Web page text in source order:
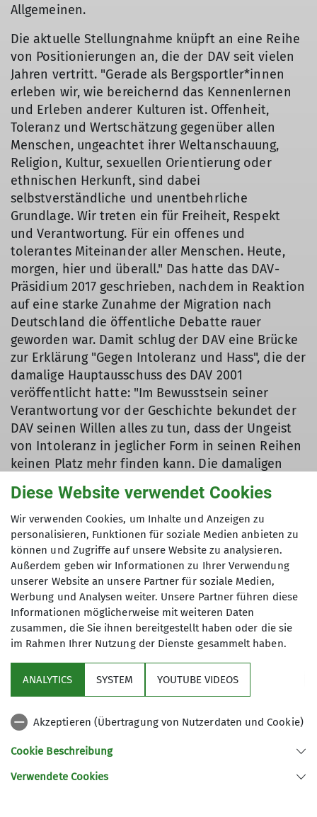
Allgemeinen.
Die aktuelle Stellungnahme knüpft an eine Reihe
von Positionierungen an, die der DAV seit vielen
Jahren vertritt. "Gerade als Bergsportler*innen
erleben wir, wie bereichernd das Kennenlernen
und Erleben anderer Kulturen ist. Offenheit,
Toleranz und Wertschätzung gegenüber allen
Menschen, ungeachtet ihrer Weltanschauung,
Religion, Kultur, sexuellen Orientierung oder
ethnischen Herkunft, sind dabei
selbstverständliche und unentbehrliche
Grundlage. Wir treten ein für Freiheit, Respekt
und Verantwortung. Für ein offenes und
tolerantes Miteinander aller Menschen. Heute,
morgen, hier und überall." Das hatte das DAV-
Präsidium 2017 geschrieben, nachdem in Reaktion
auf eine starke Zunahme der Migration nach
Deutschland die öffentliche Debatte rauer
geworden war. Damit schlug der DAV eine Brücke
zur Erklärung "Gegen Intoleranz und Hass", die der
damalige Hauptausschuss des DAV 2001
veröffentlicht hatte: "Im Bewusstsein seiner
Verantwortung vor der Geschichte bekundet der
DAV seinen Willen alles zu tun, dass der Ungeist
von Intoleranz in jeglicher Form in seinen Reihen
keinen Platz mehr finden kann. Die damaligen
Geschehnisse [sind] dem DAV heute Mahnung,
sich stets für Toleranz einzusetzen und sich gegen
jegliche Form von Intoleranz zu wenden."
Beschlossen vom DAV-Präsidium am 14. Januar
2025
Quick-Links
Unsere Angebote
Diese Website verwendet Cookies
Wir verwenden Cookies, um Inhalte und Anzeigen zu
personalisieren, Funktionen für soziale Medien anbieten zu
können und Zugriffe auf unsere Website zu analysieren.
Außerdem geben wir Informationen zu Ihrer Verwendung
unserer Website an unsere Partner für soziale Medien,
Werbung und Analysen weiter. Unsere Partner führen diese
Informationen möglicherweise mit weiteren Daten
zusammen, die Sie ihnen bereitgestellt haben oder die sie
im Rahmen Ihrer Nutzung der Dienste gesammelt haben.
ANALYTICS SYSTEM YOUTUBE VIDEOS
Akzeptieren (Übertragung von Nutzerdaten und Cookie)
Cookie Beschreibung
Verwendete Cookies